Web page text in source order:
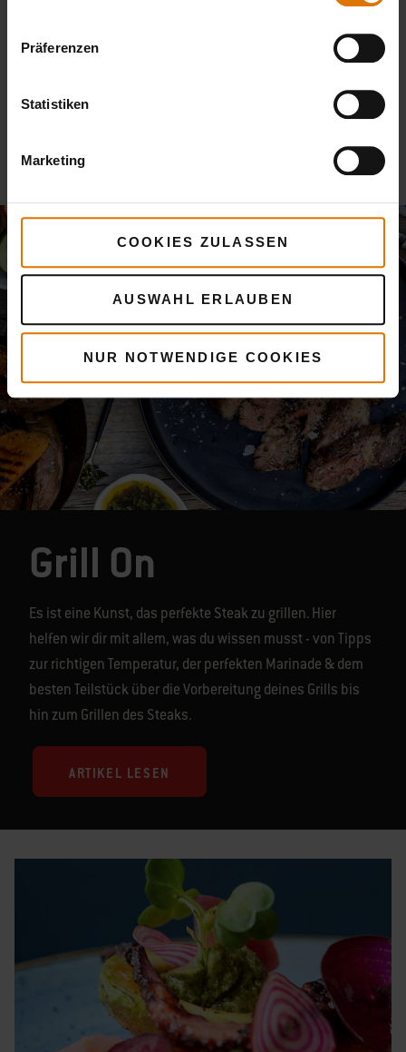
Präferenzen
Statistiken
Marketing
COOKIES ZULASSEN
AUSWAHL ERLAUBEN
NUR NOTWENDIGE COOKIES
Grill On
Es ist eine Kunst, das perfekte Steak zu grillen. Hier
helfen wir dir mit allem, was du wissen musst - von Tipps
zur richtigen Temperatur, der perfekten Marinade & dem
besten Teilstück über die Vorbereitung deines Grills bis
hin zum Grillen des Steaks.
ARTIKEL LESEN